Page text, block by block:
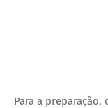
Para a